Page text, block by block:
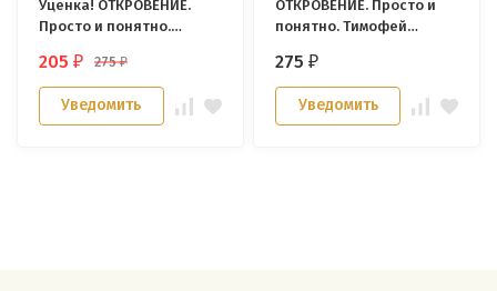
Уценка! ОТКРОВЕНИЕ.
Просто и понятно.
205₽ 275₽
Уведомить
ОТКРОВЕНИЕ. Просто и
понятно. Тимофей
275₽
Уведомить